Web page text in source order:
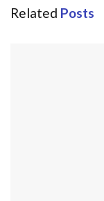
Related Posts